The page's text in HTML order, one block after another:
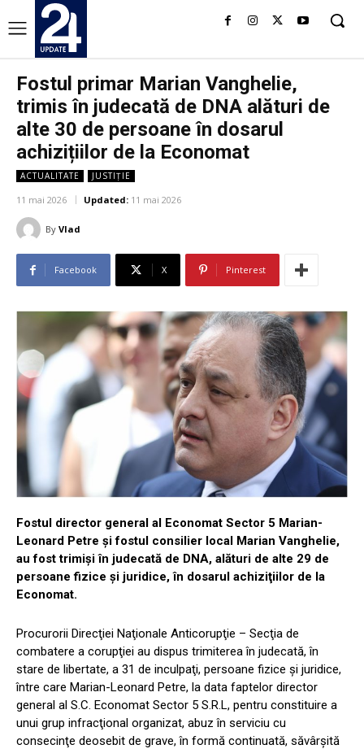
Fostul primar Marian Vanghelie,
trimis în judecată de DNA alături de
alte 30 de persoane în dosarul
achizițiilor de la Economat
ACTUALITATE JUSTIȚIE
11 mai 2026 Updated: 11 mai 2026
By Vlad
Facebook X Pinterest
Fostul director general al Economat Sector 5 Marian-
Leonard Petre şi fostul consilier local Marian Vanghelie,
au fost trimişi în judecată de DNA, alături de alte 29 de
persoane fizice şi juridice, în dosarul achiziţiilor de la
Economat.
Procurorii Direcţiei Naţionale Anticorupţie – Secţia de
combatere a corupţiei au dispus trimiterea în judecată, în
stare de libertate, a 31 de inculpaţi, persoane fizice şi juridice,
între care Marian-Leonard Petre, la data faptelor director
general al S.C. Economat Sector 5 S.R.L, pentru constituire a
unui grup infracţional organizat, abuz în serviciu cu
consecinţe deosebit de grave, în formă continuată, săvârşită